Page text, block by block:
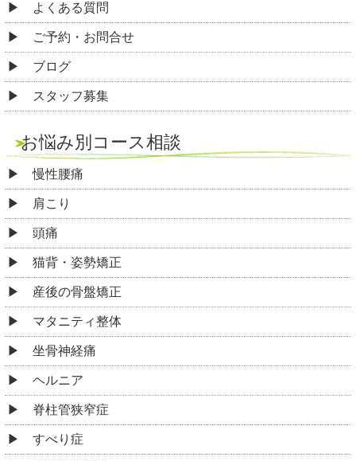
よくある質問
ご予約・お問合せ
ブログ
スタッフ募集
お悩み別コース相談
慢性腰痛
肩こり
頭痛
猫背・姿勢矯正
産後の骨盤矯正
マタニティ整体
坐骨神経痛
ヘルニア
脊柱管狭窄症
すべり症